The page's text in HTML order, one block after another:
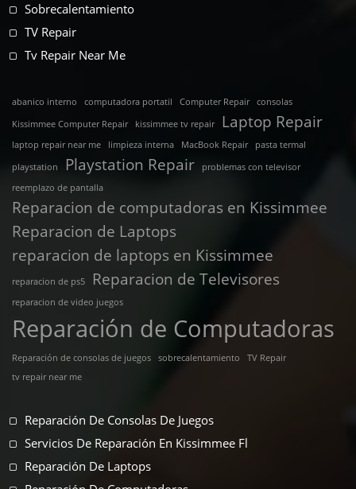
Sobrecalentamiento
TV Repair
Tv Repair Near Me
abanico interno computadora portatil Computer Repair
consolas
Kissimmee Computer Repair
kissimmee tv repair Laptop Repair
laptop repair near me limpieza interna MacBook Repair
pasta termal
playstation
Playstation Repair
problemas con televisor
reemplazo de pantalla
Reparacion de computadoras en Kissimmee
Reparacion de Laptops
reparacion de laptops en Kissimmee
reparacion de ps5 Reparacion de Televisores
reparacion de video juegos
Reparación de Computadoras
Reparación de consolas de juegos sobrecalentamiento
TV Repair
tv repair near me
Reparación De Consolas De Juegos
Servicios De Reparación En Kissimmee Fl
Reparación De Laptops